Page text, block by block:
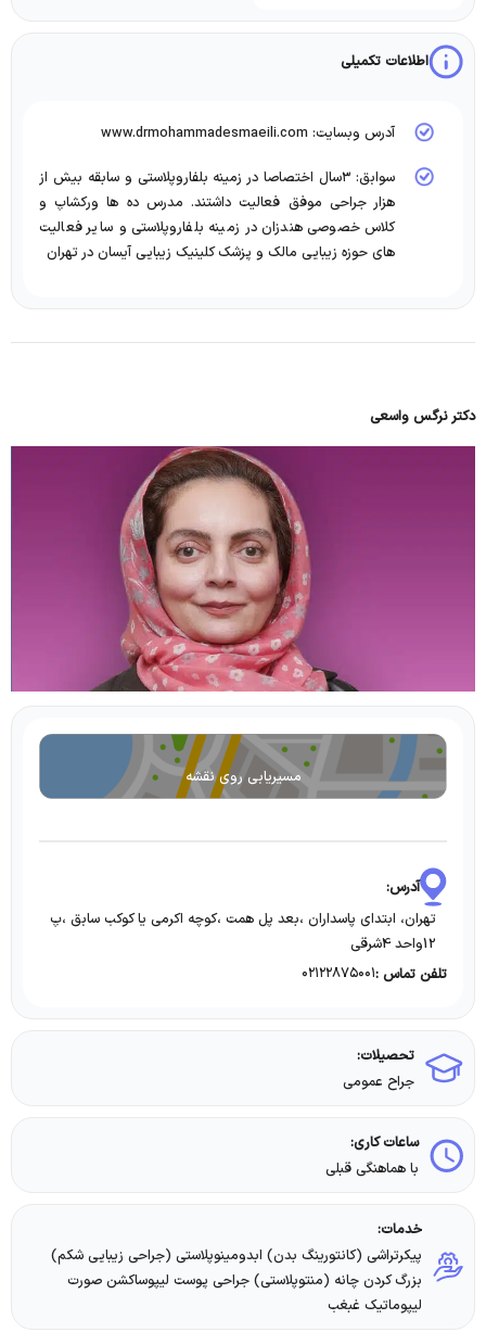
اطلاعات تکمیلی
آدرس وبسایت: www.drmohammadesmaeili.com
سوابق: ۳سال اختصاصا در زمینه بلفاروپلاستی و سابقه بیش از
هزار جراحی موفق فعالیت داشتند. مدرس ده ها ورکشاپ و
کلاس خصوصی هندزان در زمینه بلفاروپلاستی و سایر فعالیت
های حوزه زیبایی مالک و پزشک کلینیک زیبایی آیسان در تهران
دکتر نرگس واسعی
مسیریابی روی نقشه
آدرس:
تهران، ابتدای پاسداران ،بعد پل همت ،کوچه اکرمی یا کوکب سابق ،پ
12واحد 4شرقی
تلفن تماس :۰۲۱۲۲۸۷۵۰۰۱
تحصیلات:
جراح عمومی
ساعات کاری:
با هماهنگی قبلی
خدمات:
پیکرتراشی (کانتورینگ بدن) ابدومینوپلاستی (جراحی زیبایی شکم)
بزرگ کردن چانه (منتوپلاستی) جراحی پوست لیپوساکشن صورت
لیپوماتیک غبغب